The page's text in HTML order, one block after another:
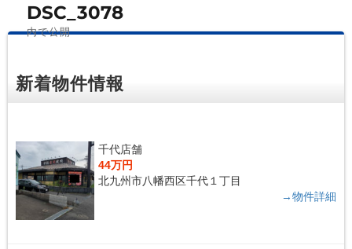
稿
ビ
ゲ
シ
ョ
ン
DSC_3078
内で公開
新着物件情報
千代店舗
44万円
北九州市八幡西区千代１丁目
→物件詳細